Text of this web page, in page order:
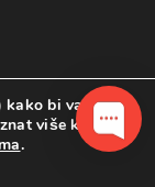
kako bi vam
više koje
.